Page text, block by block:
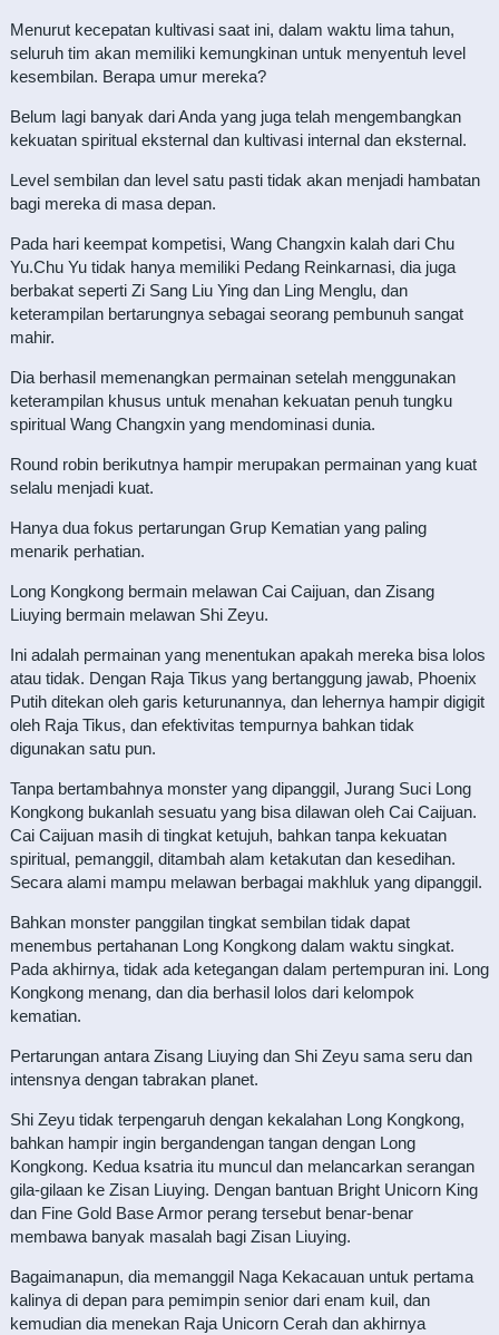
Menurut kecepatan kultivasi saat ini, dalam waktu lima tahun,
seluruh tim akan memiliki kemungkinan untuk menyentuh level
kesembilan. Berapa umur mereka?
Belum lagi banyak dari Anda yang juga telah mengembangkan
kekuatan spiritual eksternal dan kultivasi internal dan eksternal.
Level sembilan dan level satu pasti tidak akan menjadi hambatan
bagi mereka di masa depan.
Pada hari keempat kompetisi, Wang Changxin kalah dari Chu
Yu.Chu Yu tidak hanya memiliki Pedang Reinkarnasi, dia juga
berbakat seperti Zi Sang Liu Ying dan Ling Menglu, dan
keterampilan bertarungnya sebagai seorang pembunuh sangat
mahir.
Dia berhasil memenangkan permainan setelah menggunakan
keterampilan khusus untuk menahan kekuatan penuh tungku
spiritual Wang Changxin yang mendominasi dunia.
Round robin berikutnya hampir merupakan permainan yang kuat
selalu menjadi kuat.
Hanya dua fokus pertarungan Grup Kematian yang paling
menarik perhatian.
Long Kongkong bermain melawan Cai Caijuan, dan Zisang
Liuying bermain melawan Shi Zeyu.
Ini adalah permainan yang menentukan apakah mereka bisa lolos
atau tidak. Dengan Raja Tikus yang bertanggung jawab, Phoenix
Putih ditekan oleh garis keturunannya, dan lehernya hampir digigit
oleh Raja Tikus, dan efektivitas tempurnya bahkan tidak
digunakan satu pun.
Tanpa bertambahnya monster yang dipanggil, Jurang Suci Long
Kongkong bukanlah sesuatu yang bisa dilawan oleh Cai Caijuan.
Cai Caijuan masih di tingkat ketujuh, bahkan tanpa kekuatan
spiritual, pemanggil, ditambah alam ketakutan dan kesedihan.
Secara alami mampu melawan berbagai makhluk yang dipanggil.
Bahkan monster panggilan tingkat sembilan tidak dapat
menembus pertahanan Long Kongkong dalam waktu singkat.
Pada akhirnya, tidak ada ketegangan dalam pertempuran ini. Long
Kongkong menang, dan dia berhasil lolos dari kelompok
kematian.
Pertarungan antara Zisang Liuying dan Shi Zeyu sama seru dan
intensnya dengan tabrakan planet.
Shi Zeyu tidak terpengaruh dengan kekalahan Long Kongkong,
bahkan hampir ingin bergandengan tangan dengan Long
Kongkong. Kedua ksatria itu muncul dan melancarkan serangan
gila-gilaan ke Zisan Liuying. Dengan bantuan Bright Unicorn King
dan Fine Gold Base Armor perang tersebut benar-benar
membawa banyak masalah bagi Zisan Liuying.
Bagaimanapun, dia memanggil Naga Kekacauan untuk pertama
kalinya di depan para pemimpin senior dari enam kuil, dan
kemudian dia menekan Raja Unicorn Cerah dan akhirnya